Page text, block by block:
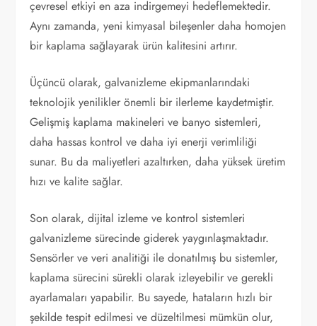
çevresel etkiyi en aza indirgemeyi hedeflemektedir.
Aynı zamanda, yeni kimyasal bileşenler daha homojen
bir kaplama sağlayarak ürün kalitesini artırır.
Üçüncü olarak, galvanizleme ekipmanlarındaki
teknolojik yenilikler önemli bir ilerleme kaydetmiştir.
Gelişmiş kaplama makineleri ve banyo sistemleri,
daha hassas kontrol ve daha iyi enerji verimliliği
sunar. Bu da maliyetleri azaltırken, daha yüksek üretim
hızı ve kalite sağlar.
Son olarak, dijital izleme ve kontrol sistemleri
galvanizleme sürecinde giderek yaygınlaşmaktadır.
Sensörler ve veri analitiği ile donatılmış bu sistemler,
kaplama sürecini sürekli olarak izleyebilir ve gerekli
ayarlamaları yapabilir. Bu sayede, hataların hızlı bir
şekilde tespit edilmesi ve düzeltilmesi mümkün olur,